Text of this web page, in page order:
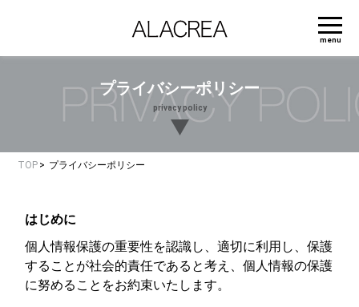
menu
プライバシーポリシー
privacy policy
TOP プライバシーポリシー
はじめに
個人情報保護の重要性を認識し、適切に利用し、保護
することが社会的責任であると考え、個人情報の保護
に努めることをお約束いたします。